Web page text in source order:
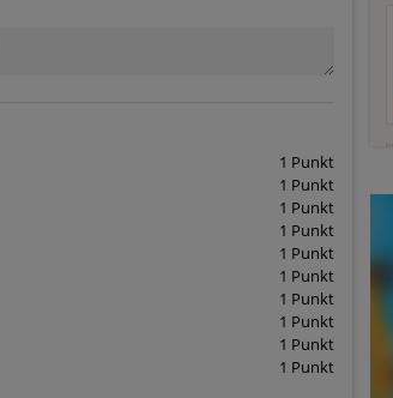
1 Punkt
1 Punkt
1 Punkt
1 Punkt
1 Punkt
1 Punkt
1 Punkt
1 Punkt
1 Punkt
1 Punkt